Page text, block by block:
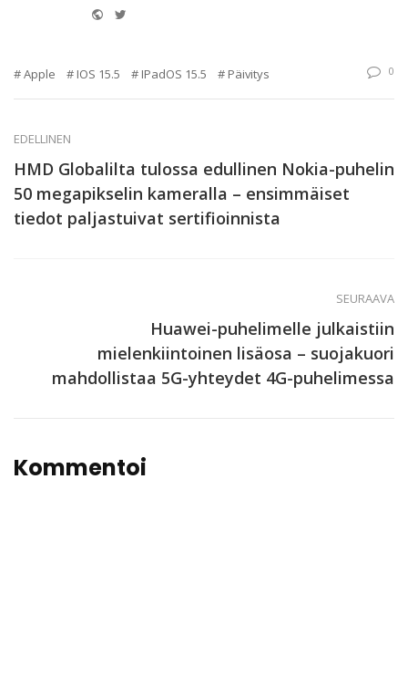
Website
Apple IOS 15.5 IPadOS 15.5 Päivitys 0
EDELLINEN
HMD Globalilta tulossa edullinen Nokia-puhelin
50 megapikselin kameralla – ensimmäiset
tiedot paljastuivat sertifioinnista
SEURAAVA
Huawei-puhelimelle julkaistiin
mielenkiintoinen lisäosa – suojakuori
mahdollistaa 5G-yhteydet 4G-puhelimessa
Kommentoi